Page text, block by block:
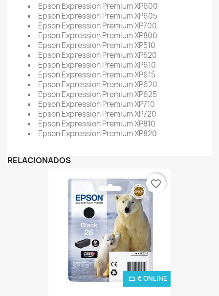
Epson Expression Premium XP600
Epson Expression Premium XP605
Epson Expression Premium XP700
Epson Expression Premium XP800
Epson Expression Premium XP510
Epson Expression Premium XP520
Epson Expression Premium XP610
Epson Expression Premium XP615
Epson Expression Premium XP620
Epson Expression Premium XP625
Epson Expression Premium XP710
Epson Expression Premium XP720
Epson Expression Premium XP810
Epson Expression Premium XP820
RELACIONADOS
€ ONLINE
favorite_border